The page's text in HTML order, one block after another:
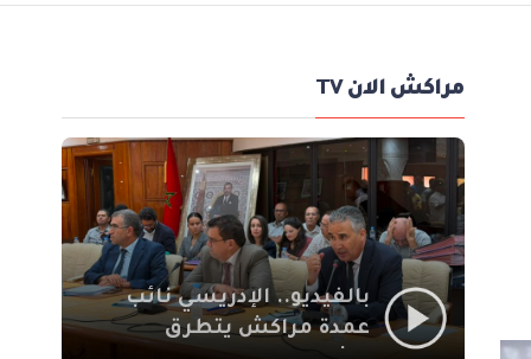
مراكش الان TV
بالفيديو.. الإدريسي نائب
عمدة مراكش يتطرق